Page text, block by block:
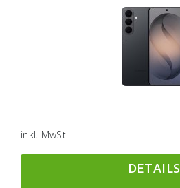
inkl. MwSt.
DETAILS